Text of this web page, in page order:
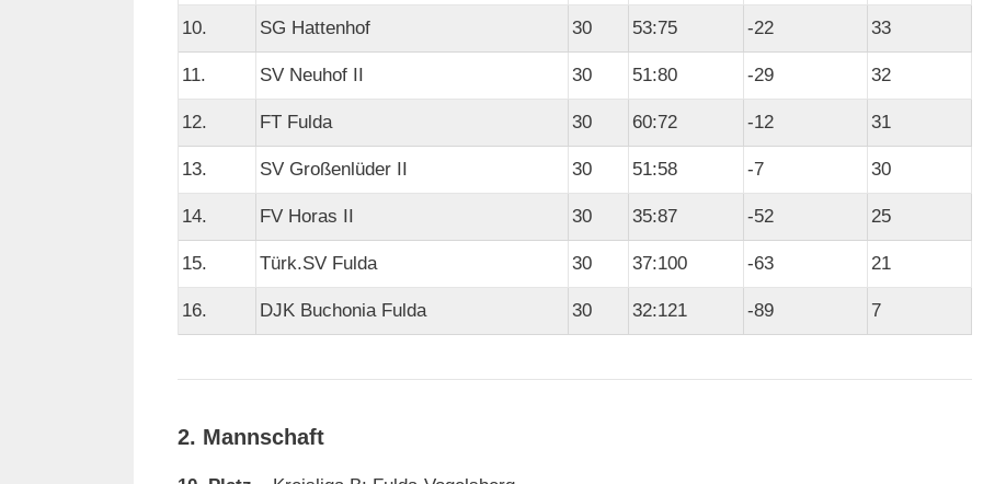
10. SG Hattenhof 30 53:75 -22 33
11. SV Neuhof II 30 51:80 -29 32
12. FT Fulda 30 60:72 -12 31
13. SV Großenlüder II 30 51:58 -7 30
14. FV Horas II 30 35:87 -52 25
15. Türk.SV Fulda 30 37:100 -63 21
16. DJK Buchonia Fulda 30 32:121 -89 7
2. Mannschaft